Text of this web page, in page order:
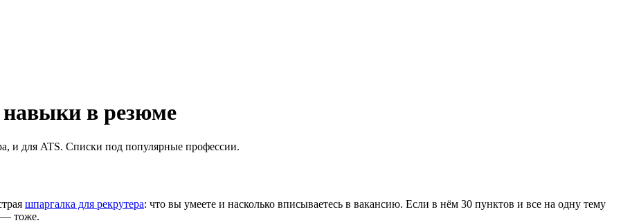
в резюме
и для ATS. Списки под популярные профессии.
шпаргалка для рекрутера: что вы умеете и насколько вписываетесь в вакансию. Если в нём 30 пунктов и все на одну тему
— тоже.